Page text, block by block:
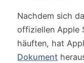
Nachdem sich
offiziellen Apple
häuften, hat
Dokument